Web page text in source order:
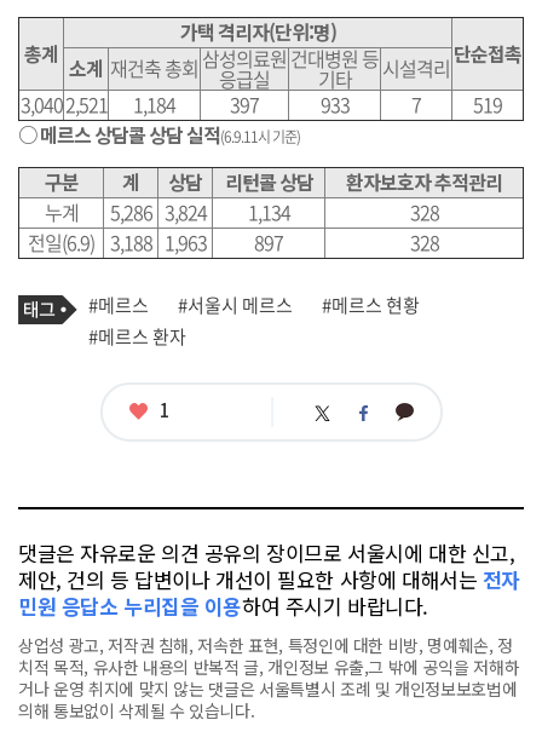
총계
가택 격리자(단위:명)
단순접촉
소계 재건축 총회삼성의료원
응급실
건대병원 등
기타
시설격리
3,0402,521 1,184 397 933 7
519
○ 메르스 상담콜 상담 실적(6.9.11시 기준)
구분 계 상담 리턴콜 상담
환자보호자 추적관리
누계
5,286 3,824 1,134
328
전일(6.9) 3,188 1,963 897
328
기
사
관
련
태
그
#메르스 #서울시 메르스
#메르스 현황
#메르스 환자
좋1 트 페 카
댓글은 자유로운 의견 공유의 장이므로 서울시에 대한 신고,
제안, 건의 등 답변이나 개선이 필요한 사항에 대해서는 전자
민원 응답소 누리집을 이용하여 주시기 바랍니다.
상업성 광고, 저작권 침해, 저속한 표현, 특정인에 대한 비방, 명예훼손, 정
치적 목적, 유사한 내용의 반복적 글, 개인정보 유출,그 밖에 공익을 저해하
거나 운영 취지에 맞지 않는 댓글은 서울특별시 조례 및 개인정보보호법에
의해 통보없이 삭제될 수 있습니다.